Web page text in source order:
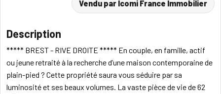
Vendu par Icomi France Immobilier
Description
***** BREST - RIVE DROITE ***** En couple, en famille, actif
ou jeune retraité à la recherche d’une maison contemporaine de
plain-pied ? Cette propriété saura vous séduire par sa
luminosité et ses beaux volumes. La vaste pièce de vie de 62